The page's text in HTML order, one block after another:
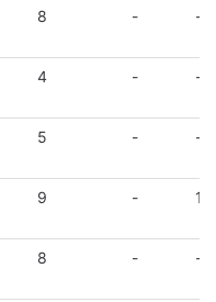
Einsätze
8 - -
4 - -
5 - -
9 - 1
8 - -